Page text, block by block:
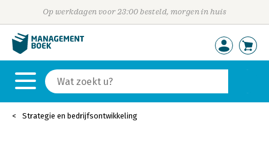
Op werkdagen voor 23:00 besteld, morgen in huis
Strategie en bedrijfsontwikkeling